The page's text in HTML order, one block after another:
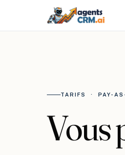
TARIFS · PAY-
Vous